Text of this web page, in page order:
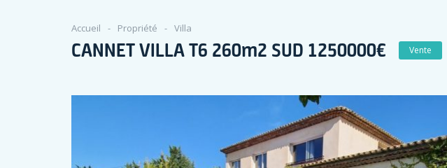
Accueil Propriété Villa
CANNET VILLA T6 260m2 SUD 1250000€ Vente